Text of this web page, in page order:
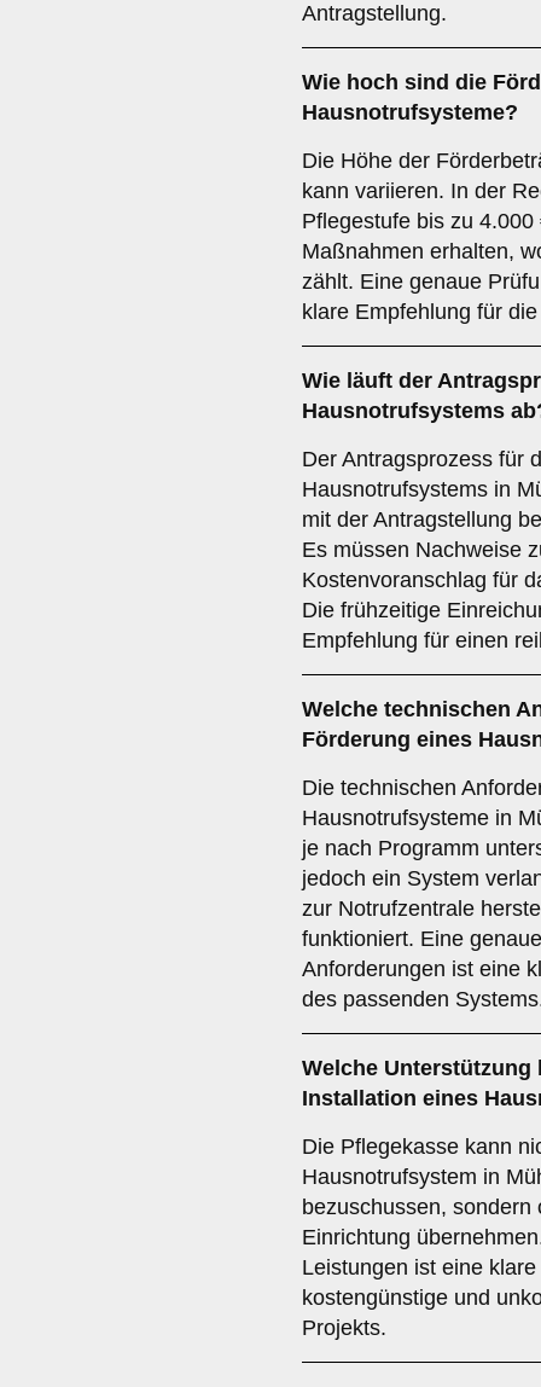
Antragstellung.
Wie hoch sind die
Hausnotrufsysteme?
Die Höhe der
kann variieren. In der
Pflegestufe bis zu
Maßnahmen erhalten,
zählt. Eine genaue
klare Empfehlung für
Wie läuft der
Hausnotrufsystems
Der Antragsprozess für
Hausnotrufsystems in
mit der Antragstellung
Es müssen Nachweise
Kostenvoranschlag für
Die frühzeitige
Empfehlung für einen
Welche technischen
Förderung eines
Die technischen
Hausnotrufsysteme in
je nach Programm
jedoch ein System
zur Notrufzentrale
funktioniert. Eine
Anforderungen ist eine
des passenden
Welche Unterstützung
Installation eines
Die Pflegekasse kann
Hausnotrufsystem in
bezuschussen,
Einrichtung
Leistungen ist eine
kostengünstige und
Projekts.